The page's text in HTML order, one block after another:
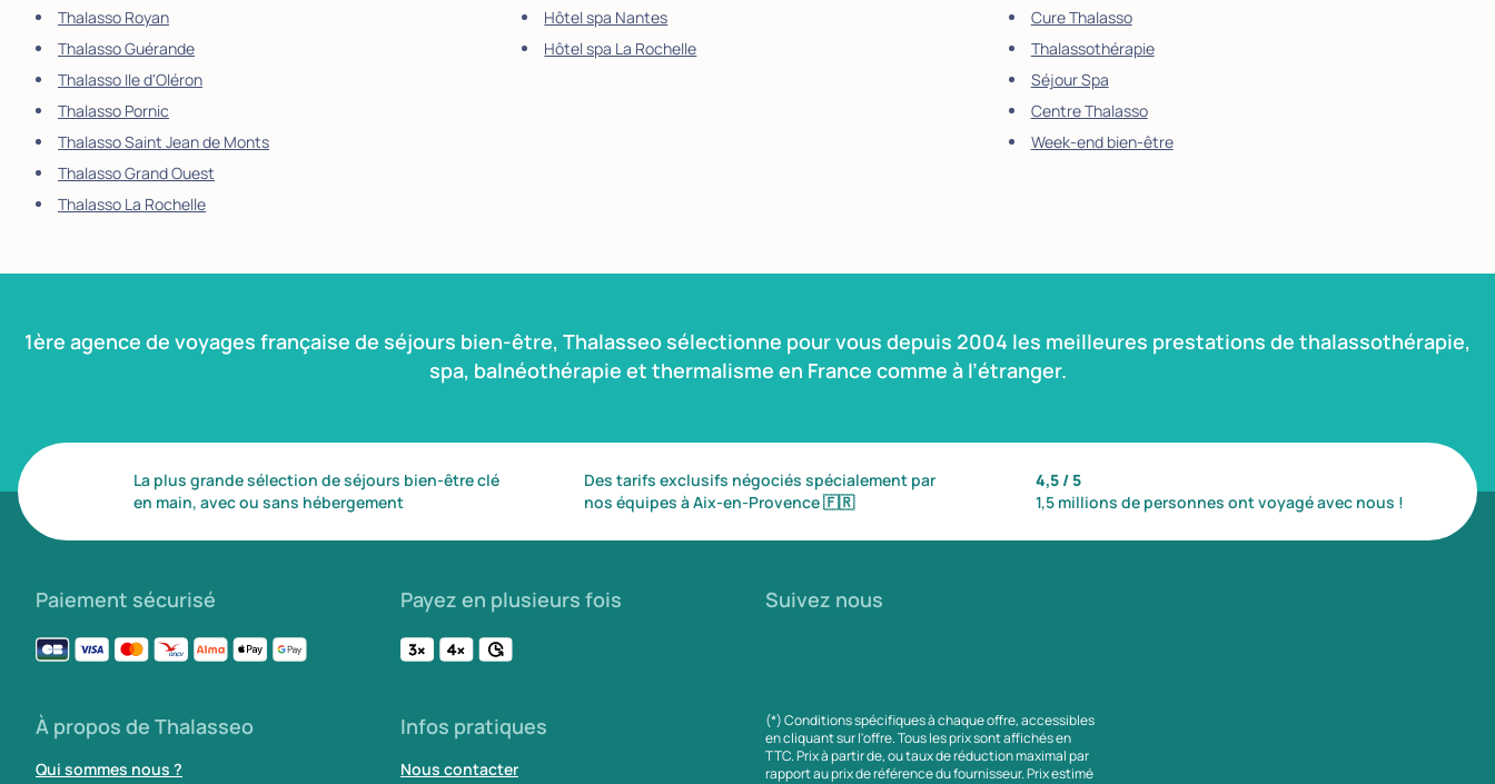
Thalasso Royan
Thalasso Guérande
Thalasso Ile d'Oléron
Thalasso Pornic
Thalasso Saint Jean de Monts
Thalasso Grand Ouest
Thalasso La Rochelle
Hôtel spa Nantes
Hôtel spa La Rochelle
Cure Thalasso
Thalassothérapie
Séjour Spa
Centre Thalasso
Week-end bien-être
1ère agence de voyages française de séjours bien-être, Thalasseo sélectionne pour vous depuis 2004 les meilleures prestations de thalassothérapie,
spa, balnéothérapie et thermalisme en France comme à l’étranger.
La plus grande sélection de séjours bien-être clé
en main, avec ou sans hébergement
Des tarifs exclusifs négociés spécialement par
nos équipes à Aix-en-Provence🇫🇷
4,5 / 5
1,5 millions de personnes ont voyagé avec nous !
Paiement sécurisé Payez en plusieurs fois Suivez nous
À propos de Thalasseo
Qui sommes nous ?
Infos pratiques
Nous contacter
(*) Conditions spécifiques à chaque offre, accessibles
en cliquant sur l'offre. Tous les prix sont affichés en
TTC. Prix à partir de, ou taux de réduction maximal par
rapport au prix de référence du fournisseur. Prix estimé